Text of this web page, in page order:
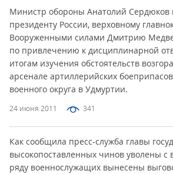
24 июня 2011 341
Министр обороны Анатолий Сердюков
президенту России, верховному
Вооруженными силами Дмитрию
по привлечению к дисциплинарной
итогам изучения обстоятельств
арсенале артиллерийских
военного округа в Удмуртии.
Как сообщила пресс-служба главы
высокопоставленных чинов уволены с
ряду военнослужащих вынесены